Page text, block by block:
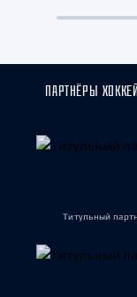
ПАРТНЁРЫ
Титульный